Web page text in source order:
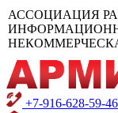
АССОЦИАЦИЯ
+7-916-628-59-46